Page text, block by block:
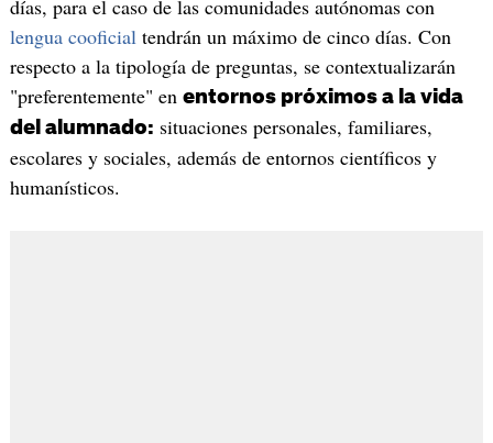
días, para el caso de las comunidades autónomas con
lengua cooficial tendrán un máximo de cinco días. Con
respecto a la tipología de preguntas, se contextualizarán
"preferentemente" en entornos próximos a la vida
del alumnado: situaciones personales, familiares,
escolares y sociales, además de entornos científicos y
humanísticos.